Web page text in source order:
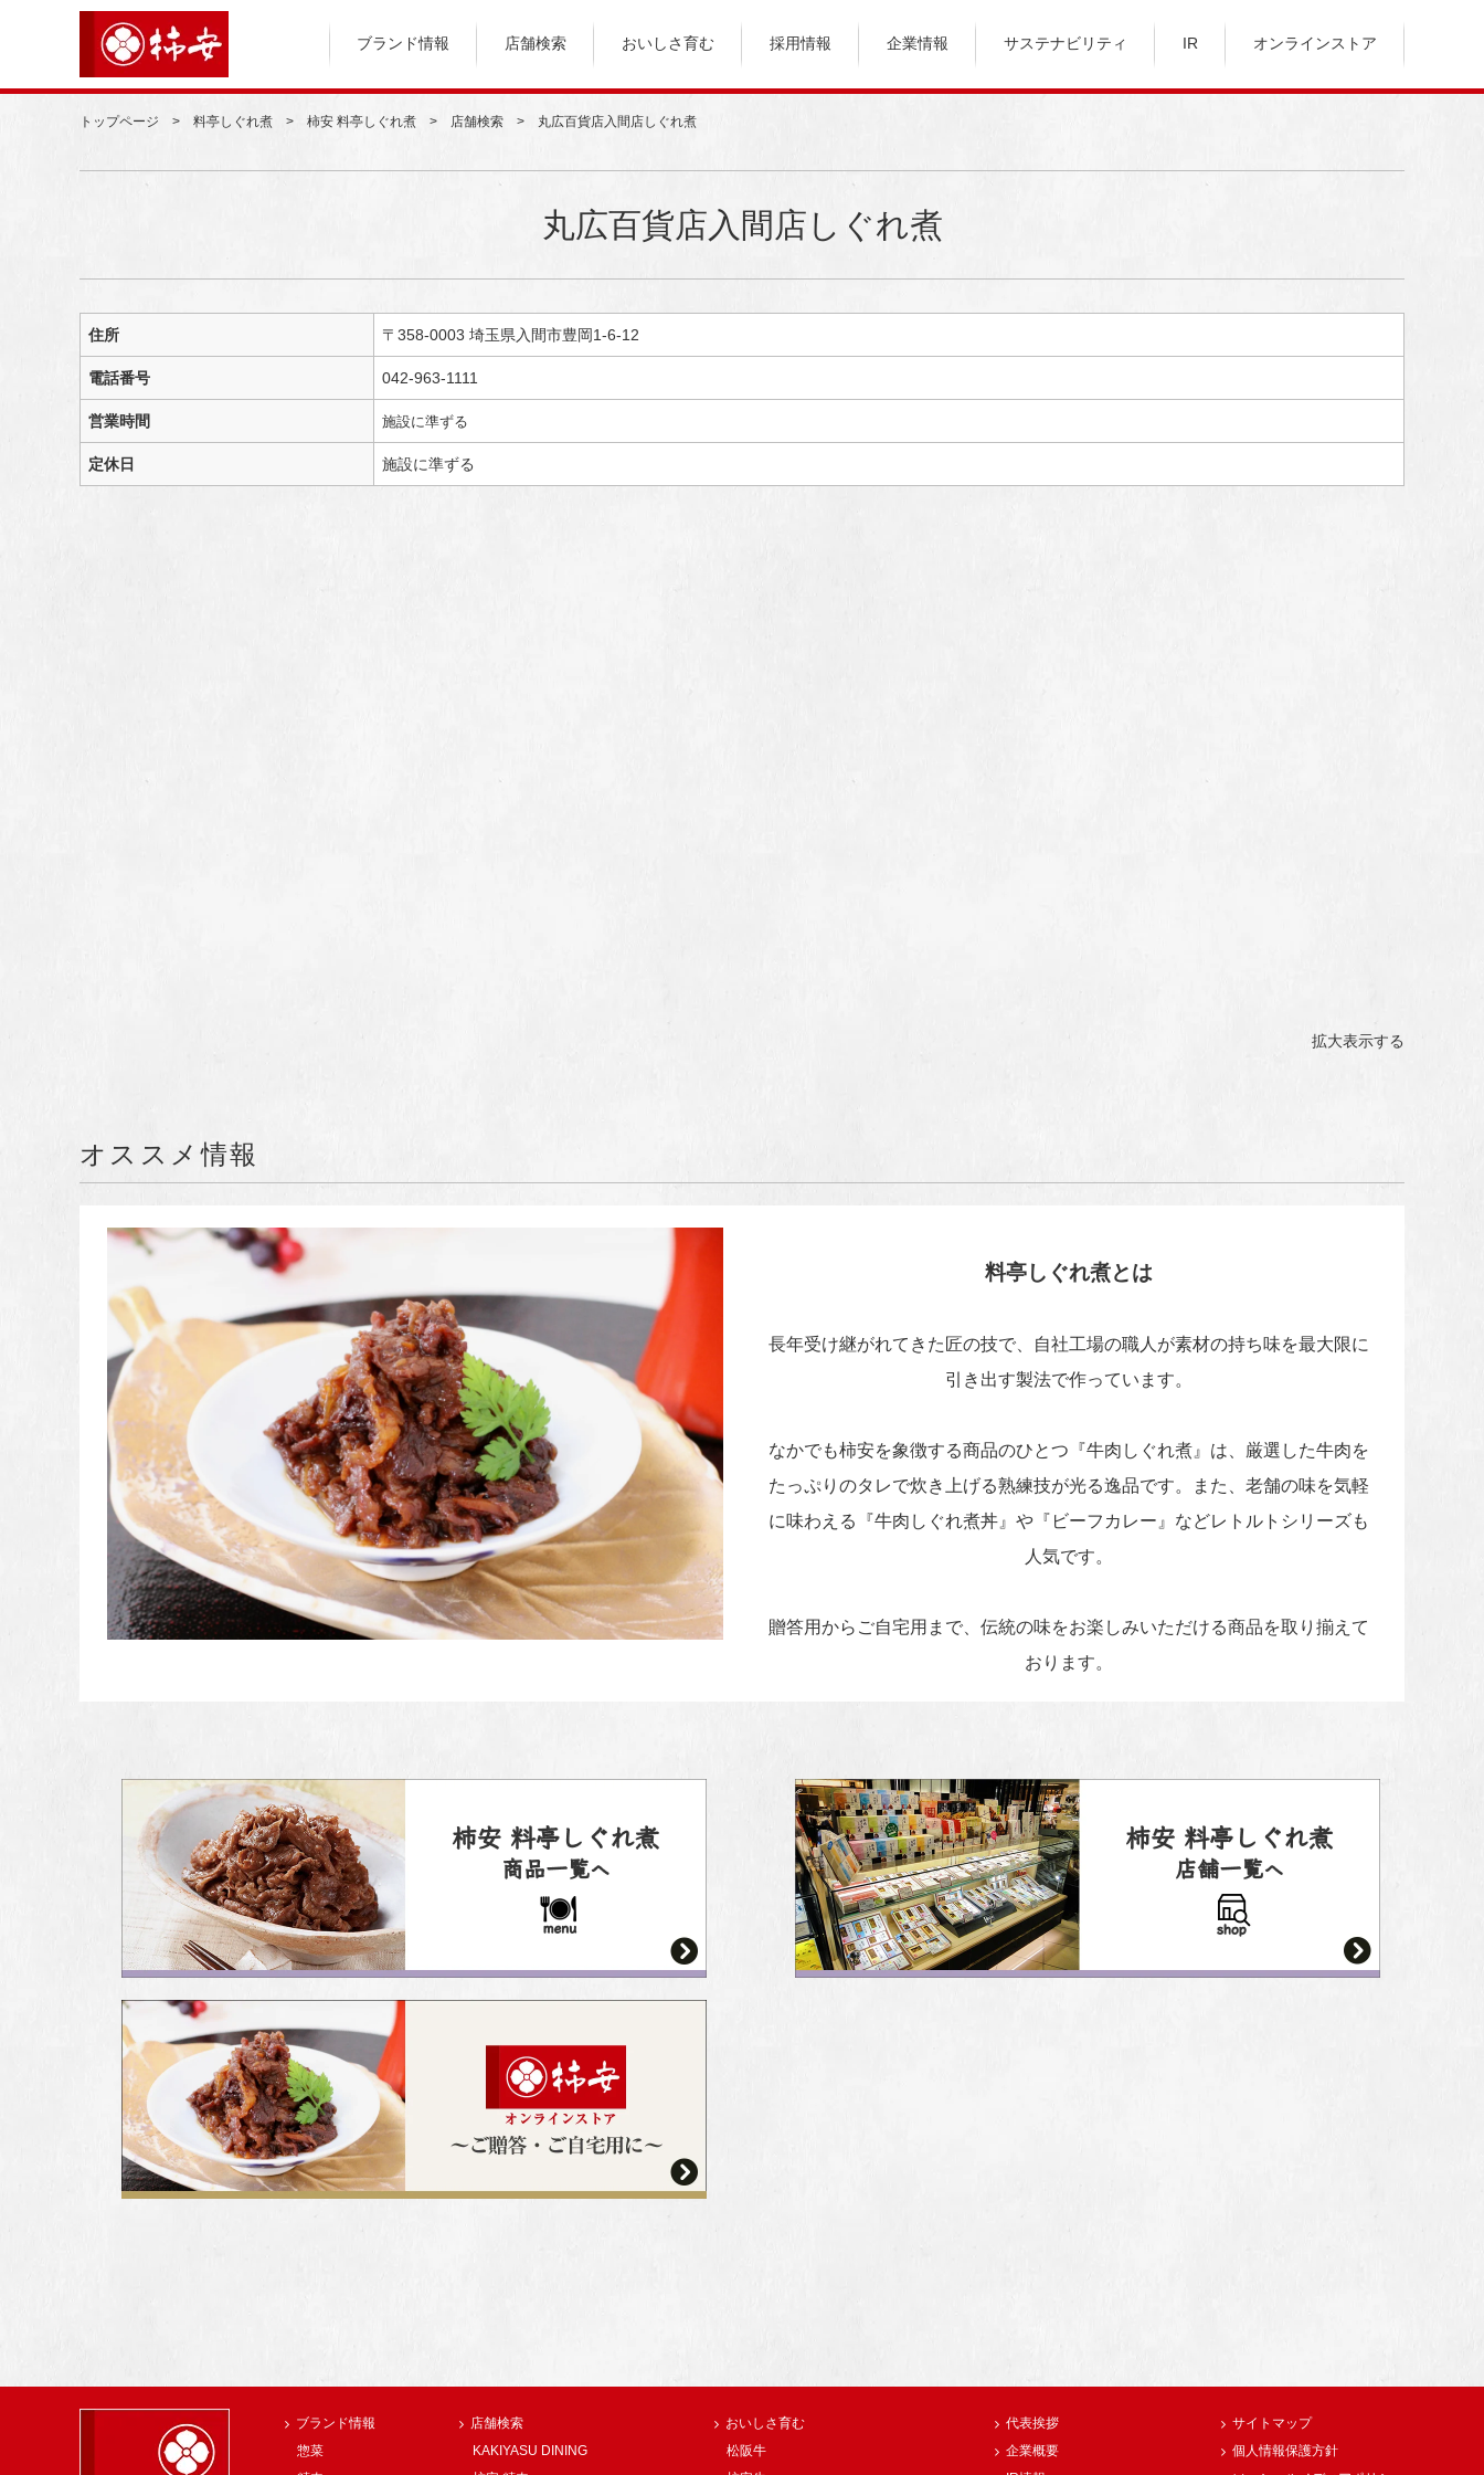
ブランド情報 店舗検索 おいしさ育む 採用情報 企業情報 サステナビリティ IR オンラインストア
トップページ 料亭しぐれ煮 柿安 料亭しぐれ煮 店舗検索 丸広百貨店入間店しぐれ煮
丸広百貨店入間店しぐれ煮
住所 〒358-0003 埼玉県入間市豊岡1-6-12
電話番号 042-963-1111
営業時間 施設に準ずる
定休日 施設に準ずる
拡大表示する
オススメ情報
料亭しぐれ煮とは
長年受け継がれてきた匠の技で、自社工場の職人が素材の持ち味を最大限に
引き出す製法で作っています。
なかでも柿安を象徴する商品のひとつ『牛肉しぐれ煮』は、厳選した牛肉を
たっぷりのタレで炊き上げる熟練技が光る逸品です。また、老舗の味を気軽
に味わえる『牛肉しぐれ煮丼』や『ビーフカレー』などレトルトシリーズも
人気です。
贈答用からご自宅用まで、伝統の味をお楽しみいただける商品を取り揃えて
おります。
ブランド情報
惣菜
店舗検索
KAKIYASU DINING
おいしさ育む
松阪牛
代表挨拶
企業概要
サイトマップ
個人情報保護方針